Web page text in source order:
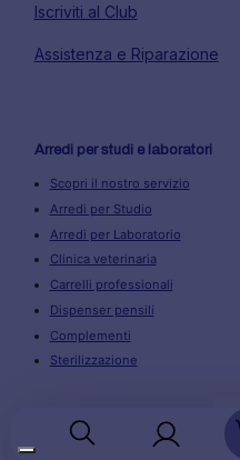
Iscriviti al Club
Assistenza e Riparazione
Arredi per studi e laboratori
Scopri il nostro servizio
Arredi per Studio
Arredi per Laboratorio
Clinica veterinaria
Carrelli professionali
Dispenser pensili
Complementi
Sterilizzazione